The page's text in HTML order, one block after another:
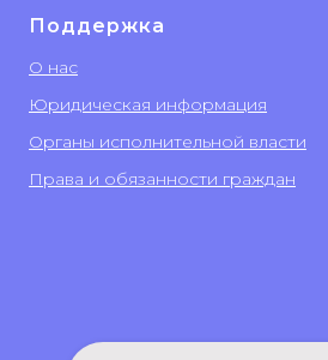
Поддержка
О нас
Юридическая информация
Органы исполнительной власти
Права и обязанности граждан